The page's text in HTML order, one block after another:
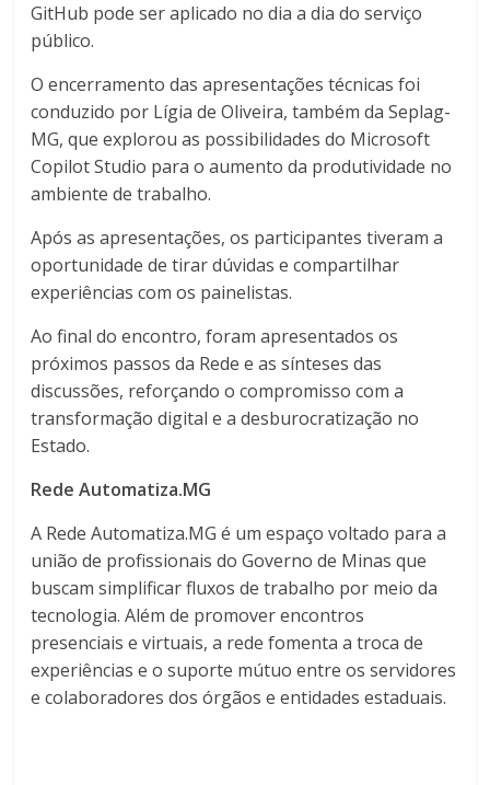
GitHub pode ser aplicado no dia a dia do serviço
público.
O encerramento das apresentações técnicas foi
conduzido por Lígia de Oliveira, também da Seplag-
MG, que explorou as possibilidades do Microsoft
Copilot Studio para o aumento da produtividade no
ambiente de trabalho.
Após as apresentações, os participantes tiveram a
oportunidade de tirar dúvidas e compartilhar
experiências com os painelistas.
Ao final do encontro, foram apresentados os
próximos passos da Rede e as sínteses das
discussões, reforçando o compromisso com a
transformação digital e a desburocratização no
Estado.
Rede Automatiza.MG
A Rede Automatiza.MG é um espaço voltado para a
união de profissionais do Governo de Minas que
buscam simplificar fluxos de trabalho por meio da
tecnologia. Além de promover encontros
presenciais e virtuais, a rede fomenta a troca de
experiências e o suporte mútuo entre os servidores
e colaboradores dos órgãos e entidades estaduais.